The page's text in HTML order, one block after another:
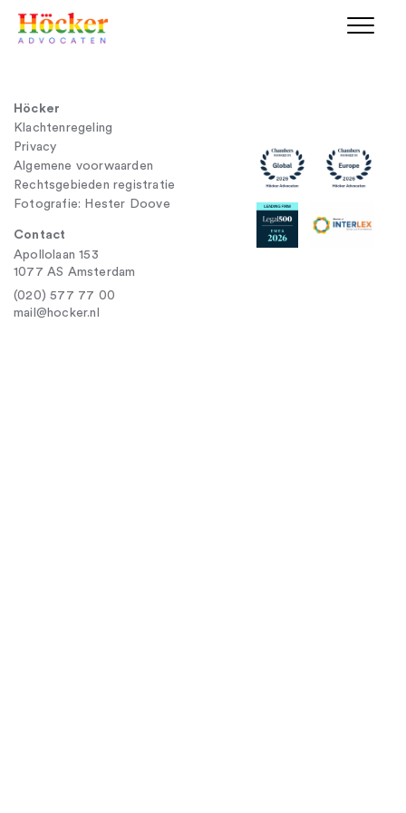
Höcker
Klachtenregeling
Privacy
Algemene voorwaarden
Rechtsgebieden registratie
Fotografie: Hester Doove
Contact
Apollolaan 153
1077 AS Amsterdam
(020) 577 77 00
mail@hocker.nl